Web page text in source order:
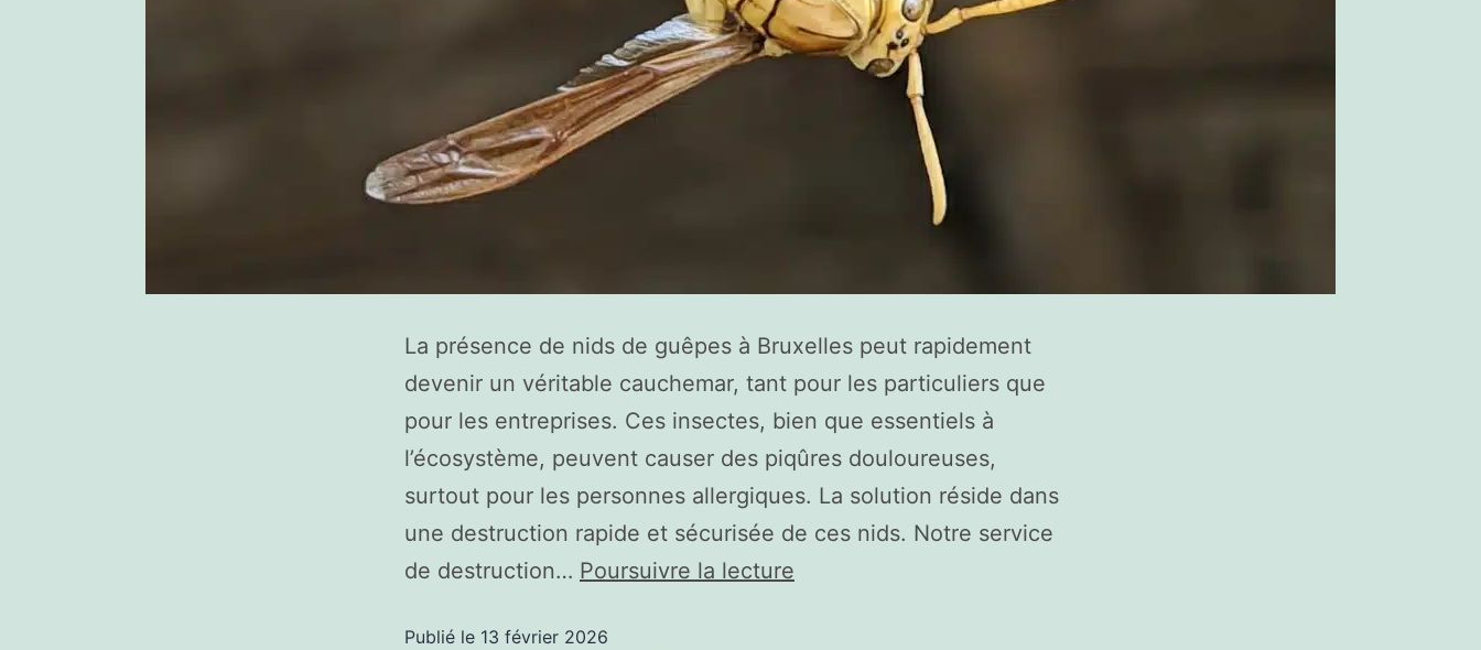
La présence de nids de guêpes à Bruxelles peut rapidement
devenir un véritable cauchemar, tant pour les particuliers que
pour les entreprises. Ces insectes, bien que essentiels à
l’écosystème, peuvent causer des piqûres douloureuses,
surtout pour les personnes allergiques. La solution réside dans
une destruction rapide et sécurisée de ces nids. Notre service
de destruction… Poursuivre la lecture
Publié le 13 février 2026